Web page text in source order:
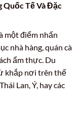
Quốc Tế Và Đặc
một điểm nhấn
nhà hàng, quán cà
ẩm thực. Du
khắp nơi trên thế
Lan, Ý, hay các